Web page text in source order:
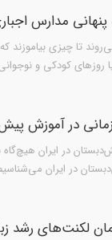
مدارس
تا چیزی بیاموزند
روزهای کودکی و
در آموزش
در ایران
در ایران
لکنت‌های رشد